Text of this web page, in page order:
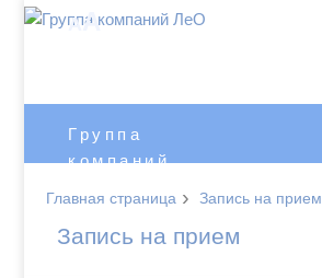
AA
Группа
компаний
Главная страница › Запись на прием
Запись на прием